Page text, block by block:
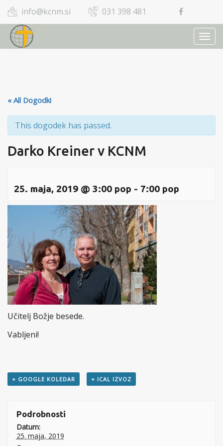
info@kcnm.si 031 398 481
« All Dogodki
This dogodek has passed.
Darko Kreiner v KCNM
25. maja, 2019 @ 3:00 pop - 7:00 pop
Učitelj Božje besede.
Vabljeni!
+ GOOGLE KOLEDAR + ICAL IZVOZ
Podrobnosti
Datum:
25. maja, 2019